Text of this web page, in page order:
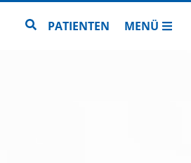
Zur Seitensuche
PATIENTEN MENÜ